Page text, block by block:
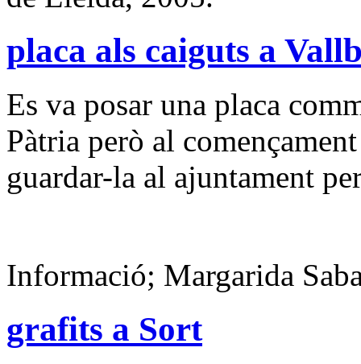
placa als caiguts a
Es va posar una placa
Pàtria però al
guardar-la al ajuntament
Informació; Margarida
grafits a Sort